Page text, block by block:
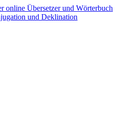
und Deklination